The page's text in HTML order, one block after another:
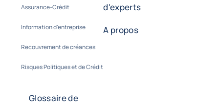
Assurance-Crédit
Information d'entreprise
Recouvrement de créances
Risques Politiques et de Crédit
d'experts
A propos
Glossaire de